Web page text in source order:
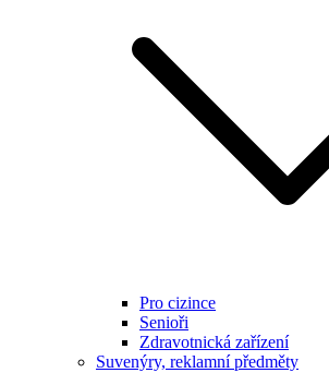
Pro cizince
Senioři
Zdravotnická zařízení
Suvenýry, reklamní předměty